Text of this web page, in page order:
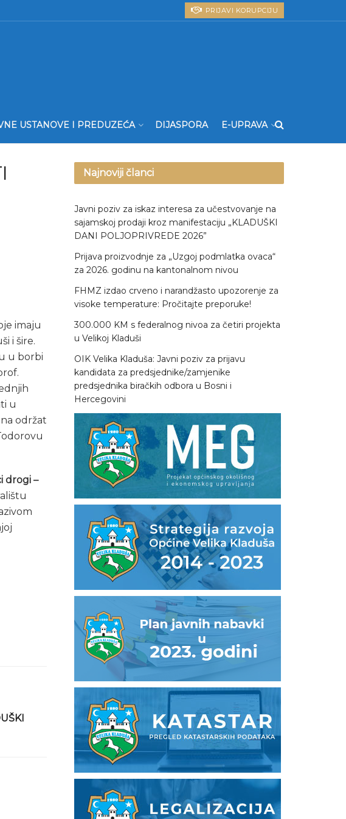
PRIJAVI KORUPCIJU
USTANOVE I PREDUZEĆA DIJASPORA E-UPRAVA
imaju
i šire.
u borbi
u
održat
drogi –
Najnoviji članci
Javni poziv za iskaz interesa za učestvovanje na
sajamskoj prodaji kroz manifestaciju „KLADUŠKI
DANI POLJOPRIVREDE 2026”
Prijava proizvodnje za „Uzgoj podmlatka ovaca“
za 2026. godinu na kantonalnom nivou
FHMZ izdao crveno i narandžasto upozorenje za
visoke temperature: Pročitajte preporuke!
300.000 KM s federalnog nivoa za četiri projekta
u Velikoj Kladuši
OIK Velika Kladuša: Javni poziv za prijavu
kandidata za predsjednike/zamjenike
predsjednika biračkih odbora u Bosni i
Hercegovini